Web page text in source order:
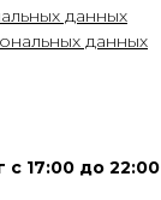
данных
данных
с 17:00 до 22:00